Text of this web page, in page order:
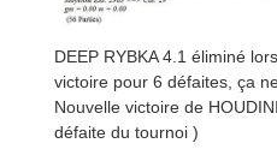
DEEP RYBKA 4.1 éliminé
victoire pour 6 défaites, ça
Nouvelle victoire de
défaite du tournoi )